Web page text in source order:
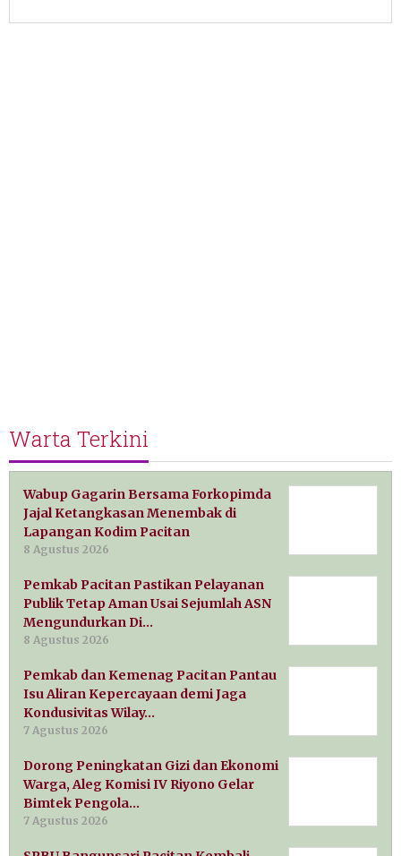
Warta Terkini
Wabup Gagarin Bersama Forkopimda
Jajal Ketangkasan Menembak di
Lapangan Kodim Pacitan
8 Agustus 2026
Pemkab Pacitan Pastikan Pelayanan
Publik Tetap Aman Usai Sejumlah ASN
Mengundurkan Di…
8 Agustus 2026
Pemkab dan Kemenag Pacitan Pantau
Isu Aliran Kepercayaan demi Jaga
Kondusivitas Wilay…
7 Agustus 2026
Dorong Peningkatan Gizi dan Ekonomi
Warga, Aleg Komisi IV Riyono Gelar
Bimtek Pengola…
7 Agustus 2026